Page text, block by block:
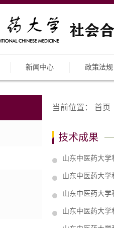
新闻中心 政策法规
当前位置： 首页
技术成果
山东中医药大
山东中医药大
山东中医药大
山东中医药大